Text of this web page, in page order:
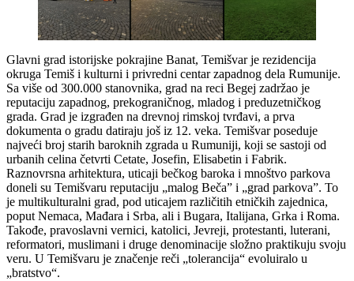
Glavni grad istorijske pokrajine Banat, Temišvar je rezidencija
okruga Temiš i kulturni i privredni centar zapadnog dela Rumunije.
Sa više od 300.000 stanovnika, grad na reci Begej zadržao je
reputaciju zapadnog, prekograničnog, mladog i preduzetničkog
grada. Grad je izgrađen na drevnoj rimskoj tvrđavi, a prva
dokumenta o gradu datiraju još iz 12. veka. Temišvar poseduje
najveći broj starih baroknih zgrada u Rumuniji, koji se sastoji od
urbanih celina četvrti Cetate, Josefin, Elisabetin i Fabrik.
Raznovrsna arhitektura, uticaji bečkog baroka i mnoštvo parkova
doneli su Temišvaru reputaciju „malog Beča” i „grad parkova”. To
je multikulturalni grad, pod uticajem različitih etničkih zajednica,
poput Nemaca, Mađara i Srba, ali i Bugara, Italijana, Grka i Roma.
Takođe, pravoslavni vernici, katolici, Jevreji, protestanti, luterani,
reformatori, muslimani i druge denominacije složno praktikuju svoju
veru. U Temišvaru je značenje reči „tolerancija“ evoluiralo u
„bratstvo“.